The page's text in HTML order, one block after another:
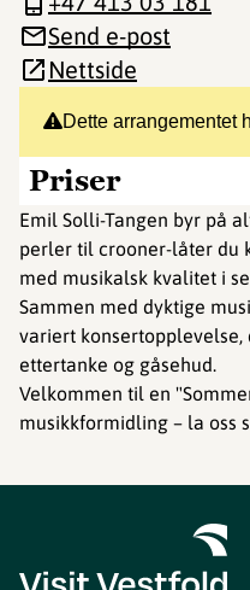
Dette arrangementet
Priser
Emil Solli-Tangen byr på
perler til crooner-låter du
med musikalsk kvalitet i
Sammen med dyktige
variert
ettertanke og gåsehud.
Velkommen til en
musikkformidling – la oss
Send e-post
Nettside